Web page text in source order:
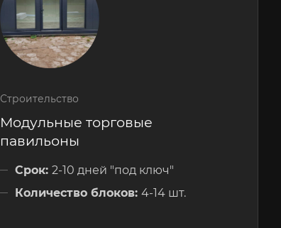
Строительство
Модульные торговые
павильоны
Срок: 2-10 дней "под ключ"
Количество блоков: 4-14 шт.